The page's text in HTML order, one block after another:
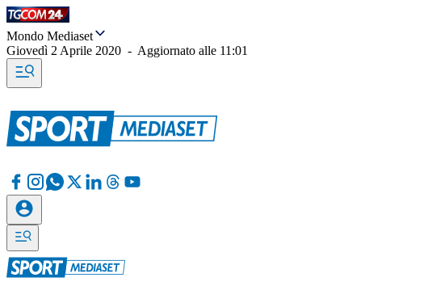
Mondo Mediaset
Giovedì 2 Aprile 2020 - Aggiornato alle 11:01